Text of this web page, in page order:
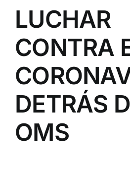
LUCHAR
CONTRA
DETRÁS
OMS